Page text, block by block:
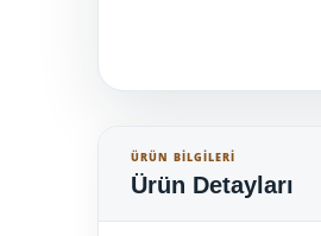
ÜRÜN BILGILERI
Ürün Detayları